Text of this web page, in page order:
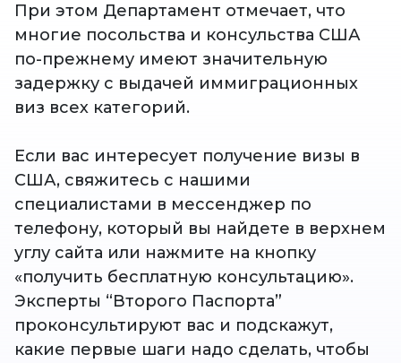
При этом Департамент отмечает, что
многие посольства и консульства США
по-прежнему имеют значительную
задержку с выдачей иммиграционных
виз всех категорий.
Если вас интересует получение визы в
США, свяжитесь с нашими
специалистами в мессенджер по
телефону, который вы найдете в верхнем
углу сайта или нажмите на кнопку
«получить бесплатную консультацию».
Эксперты “Второго Паспорта”
проконсультируют вас и подскажут,
какие первые шаги надо сделать, чтобы